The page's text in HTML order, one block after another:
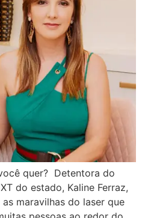
quer? Detentora do
do estado, Kaline Ferraz,
maravilhas do laser que